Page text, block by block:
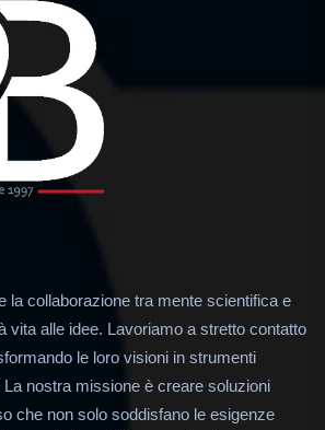
la collaborazione tra mente scientifica e
vita alle idee. Lavoriamo a stretto contatto
le loro visioni in strumenti
nostra missione è creare soluzioni
che non solo soddisfano le esigenze